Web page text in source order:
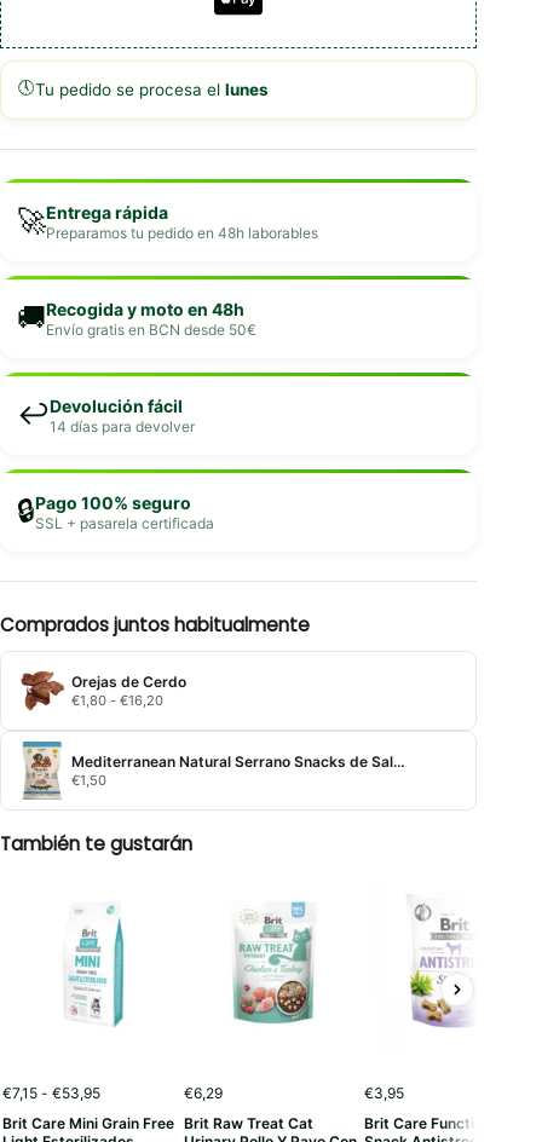
🕔Tu pedido se procesa el lunes
🚀Entrega rápida
Preparamos tu pedido en 48h laborables
🚚Recogida y moto en 48h
Envío gratis en BCN desde 50€
↩️Devolución fácil
14 días para devolver
🔒Pago 100% seguro
SSL + pasarela certificada
Comprados juntos habitualmente
Orejas de Cerdo
€1,80 - €16,20Rango
precios:
€1,80
Mediterranean Natural Serrano Snacks de Salmón y Atún
€1,50
También te gustarán
€7,15 - €53,95Rango
precios:
Brit Care Mini Grain Free
€6,29
Brit Raw Treat Cat
€3,95
Brit Care Functional